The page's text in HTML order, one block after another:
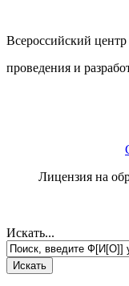
Всероссийский центр
проведения и
Лицензия на
Искать...